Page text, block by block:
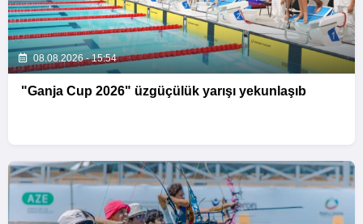
08.08.2026 - 15:54
"Ganja Cup 2026" üzgüçülük yarışı yekunlaşıb